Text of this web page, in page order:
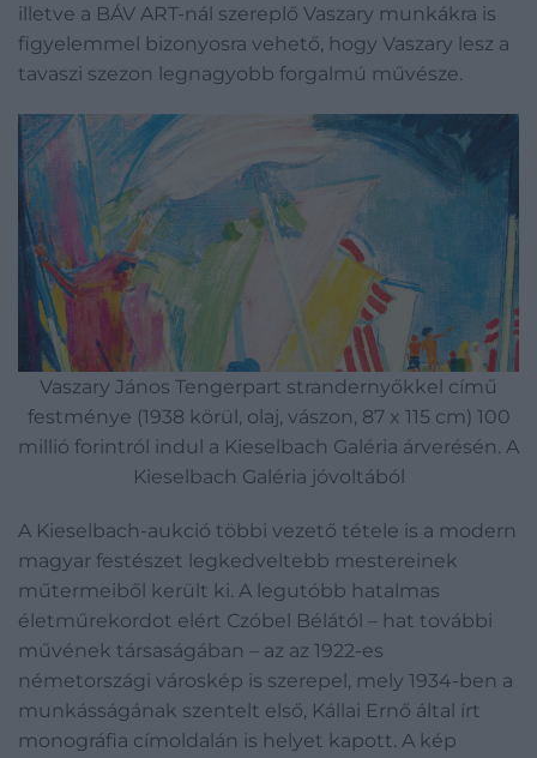
illetve a BÁV ART-nál szereplő Vaszary munkákra is
figyelemmel bizonyosra vehető, hogy Vaszary lesz a
tavaszi szezon legnagyobb forgalmú művésze.
Vaszary János Tengerpart strandernyőkkel című
festménye (1938 körül, olaj, vászon, 87 x 115 cm) 100
millió forintról indul a Kieselbach Galéria árverésén. A
Kieselbach Galéria jóvoltából
A Kieselbach-aukció többi vezető tétele is a modern
magyar festészet legkedveltebb mestereinek
műtermeiből került ki. A legutóbb hatalmas
életműrekordot elért Czóbel Bélától – hat további
művének társaságában – az az 1922-es
németországi városkép is szerepel, mely 1934-ben a
munkásságának szentelt első, Kállai Ernő által írt
monográfia címoldalán is helyet kapott. A kép